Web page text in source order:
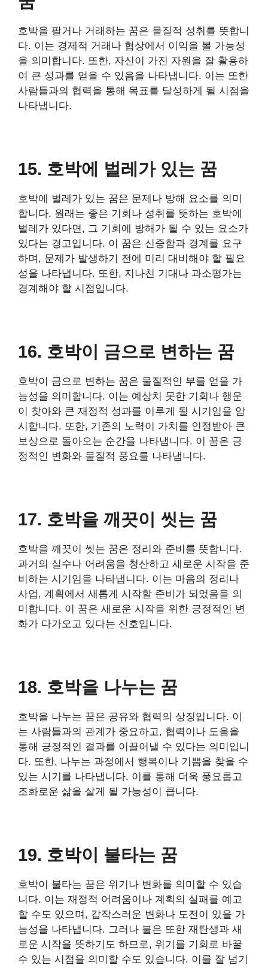
호박을 팔거나 거래하는 꿈은 물질적 성취를 뜻합니
다. 이는 경제적 거래나 협상에서 이익을 볼 가능성
을 의미합니다. 또한, 자신이 가진 자원을 잘 활용하
여 큰 성과를 얻을 수 있음을 나타냅니다. 이는 또한
사람들과의 협력을 통해 목표를 달성하게 될 시점을
나타냅니다.
15. 호박에 벌레가 있는 꿈
호박에 벌레가 있는 꿈은 문제나 방해 요소를 의미
합니다. 원래는 좋은 기회나 성취를 뜻하는 호박에
벌레가 있다면, 그 기회에 방해가 될 수 있는 요소가
있다는 경고입니다. 이 꿈은 신중함과 경계를 요구
하며, 문제가 발생하기 전에 미리 대비해야 할 필요
성을 나타냅니다. 또한, 지나친 기대나 과소평가는
경계해야 할 시점입니다.
16. 호박이 금으로 변하는 꿈
호박이 금으로 변하는 꿈은 물질적인 부를 얻을 가
능성을 의미합니다. 이는 예상치 못한 기회나 행운
이 찾아와 큰 재정적 성과를 이루게 될 시기임을 암
시합니다. 또한, 기존의 노력이 가치를 인정받아 큰
보상으로 돌아오는 순간을 나타냅니다. 이 꿈은 긍
정적인 변화와 물질적 풍요를 나타냅니다.
17. 호박을 깨끗이 씻는 꿈
호박을 깨끗이 씻는 꿈은 정리와 준비를 뜻합니다.
과거의 실수나 어려움을 청산하고 새로운 시작을 준
비하는 시기임을 나타냅니다. 이는 마음의 정리나
사업, 계획에서 새롭게 시작할 준비가 되었음을 의
미합니다. 이 꿈은 새로운 시작을 위한 긍정적인 변
화가 다가오고 있다는 신호입니다.
18. 호박을 나누는 꿈
호박을 나누는 꿈은 공유와 협력의 상징입니다. 이
는 사람들과의 관계가 중요하고, 협력이나 도움을
통해 긍정적인 결과를 이끌어낼 수 있다는 의미입니
다. 또한, 나누는 과정에서 행복이나 기쁨을 찾을 수
있는 시기를 나타냅니다. 이를 통해 더욱 풍요롭고
조화로운 삶을 살게 될 가능성이 큽니다.
19. 호박이 불타는 꿈
호박이 불타는 꿈은 위기나 변화를 의미할 수 있습
니다. 이는 재정적 어려움이나 계획의 실패를 예고
할 수도 있으며, 갑작스러운 변화나 도전이 있을 가
능성을 나타냅니다. 그러나 불은 또한 재탄생과 새
로운 시작을 뜻하기도 하므로, 위기를 기회로 바꿀
수 있는 시점을 의미할 수도 있습니다. 이를 잘 넘기